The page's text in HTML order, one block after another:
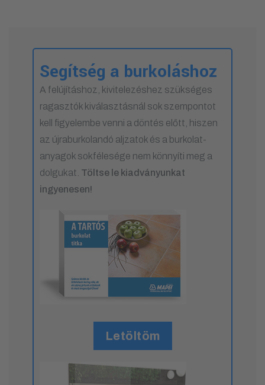
Segítség a burkoláshoz
A felújításhoz, kivitelezéshez szükséges
ragasztók kiválasztásnál sok szempontot
kell figyelembe venni a döntés előtt, hiszen
az újraburkolandó aljzatok és a burkolat-
anyagok sokfélesége nem könnyíti meg a
dolgukat. Töltse le kiadványunkat
ingyenesen!
Letöltöm